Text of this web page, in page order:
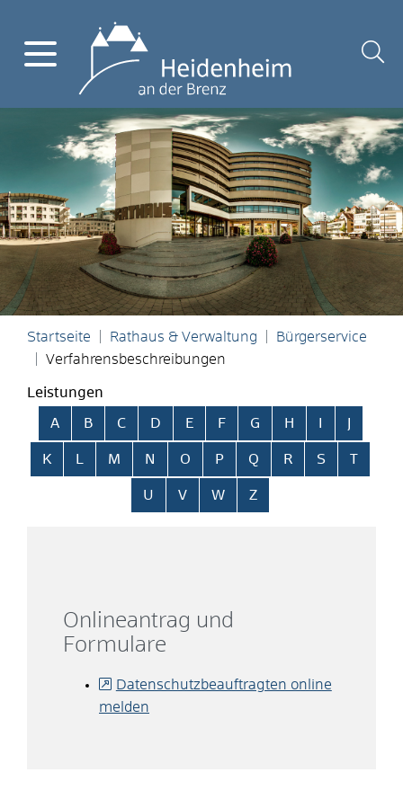
Startseite Rathaus & Verwaltung
Bürgerservice
Verfahrensbeschreibungen
Leistungen
Alphabetisches Register überspringen
A B C D E F G H
K L M N O P Q R S T
U V W Z
Onlineantrag und
Formulare
Datenschutzbeauftragten online
melden